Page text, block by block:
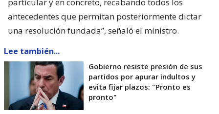
particular y en concreto, recabando todos los
antecedentes que permitan posteriormente dictar
una resolución fundada”, señaló el ministro.
Lee también...
Gobierno resiste presión de sus
partidos por apurar indultos y
evita fijar plazos: "Pronto es
pronto"